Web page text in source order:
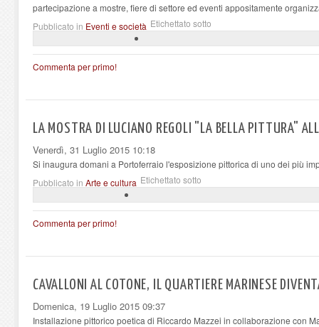
partecipazione a mostre, fiere di settore ed eventi appositamente
Pubblicato in Eventi e società Etichettato sotto
Commenta per primo!
LA MOSTRA DI LUCIANO REGOLI "LA BELLA PITTURA"
Venerdì, 31 Luglio 2015 10:18
Si inaugura domani a Portoferraio l'esposizione pittorica di uno dei più
Pubblicato in Arte e cultura Etichettato sotto
Commenta per primo!
CAVALLONI AL COTONE, IL QUARTIERE MARINESE
Domenica, 19 Luglio 2015 09:37
Installazione pittorico poetica di Riccardo Mazzei in collaborazione con